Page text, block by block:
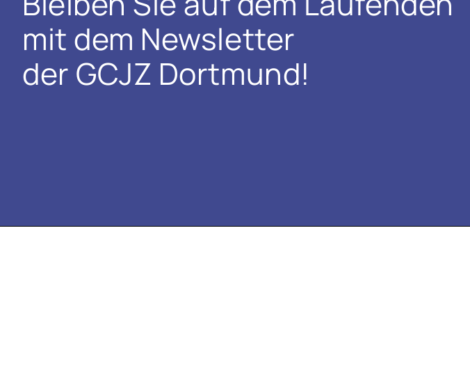
mit dem Newsletter
der GCJZ Dortmund!